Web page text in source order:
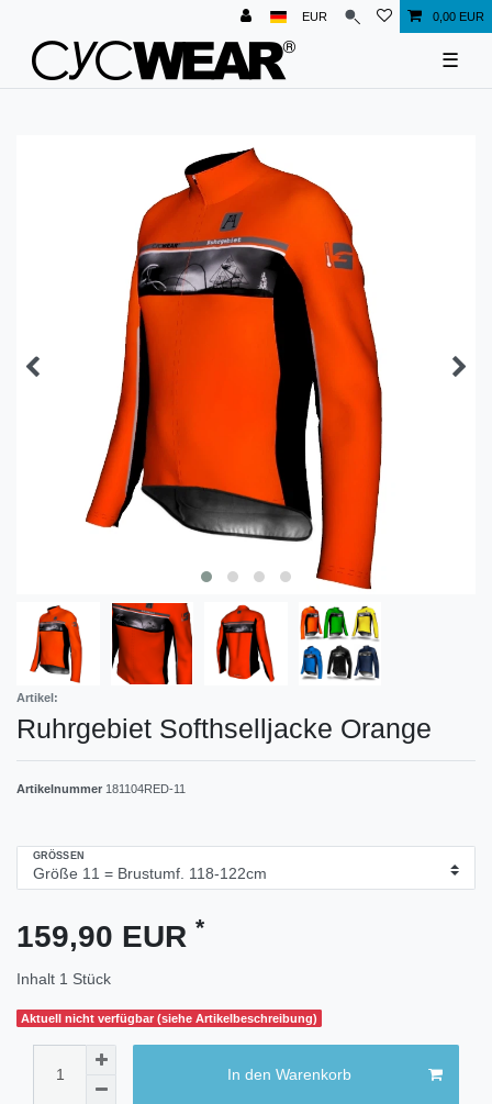
EUR 0,00 EUR
☰
Artikel:
Ruhrgebiet Softhselljacke Orange
Artikelnummer 181104RED-11
GRÖSSEN
159,90 EUR *
Inhalt 1 Stück
Aktuell nicht verfügbar (siehe Artikelbeschreibung)
In den Warenkorb